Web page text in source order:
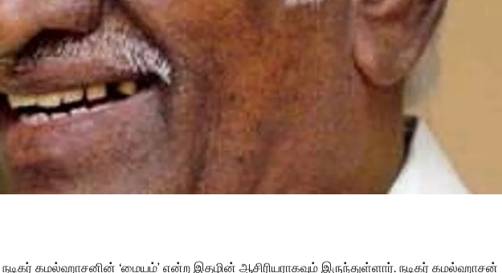
நடிகர் கமல்ஹாசனின் ‘மையம்’ என்ற இதழின் ஆசிரியராகவும் இருந்துள்ளார். நடிகர் கமல்ஹாசன்